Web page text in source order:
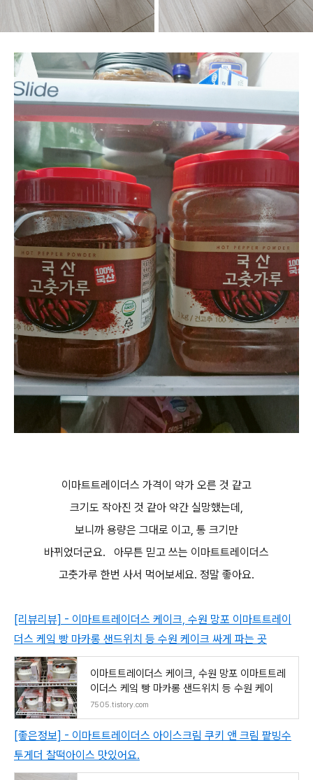
이마트트레이더스 가격이 약가 오른 것 같고
크기도 작아진 것 같아 약간 실망했는데,
보니까 용량은 그대로 이고, 통 크기만
바뀌었더군요. 아무튼 믿고 쓰는 이마트트레이더스
고춧가루 한번 사서 먹어보세요. 정말 좋아요.
[리뷰리뷰] - 이마트트레이더스 케이크, 수원 망포 이마트트레이
더스 케잌 빵 마카롱 샌드위치 등 수원 케이크 싸게 파는 곳
이마트트레이더스 케이크, 수원 망포 이마트트레
이더스 케잌 빵 마카롱 샌드위치 등 수원 케이
7505.tistory.com
[좋은정보] - 이마트트레이더스 아이스크림 쿠키 앤 크림 팥빙수
투게더 찰떡아이스 맛있어요.